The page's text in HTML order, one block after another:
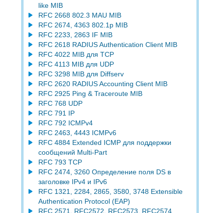
like MIB
RFC 2668 802.3 MAU MIB
RFC 2674, 4363 802.1p MIB
RFC 2233, 2863 IF MIB
RFC 2618 RADIUS Authentication Client MIB
RFC 4022 MIB для TCP
RFC 4113 MIB для UDP
RFC 3298 MIB для Diffserv
RFC 2620 RADIUS Accounting Client MIB
RFC 2925 Ping & Traceroute MIB
RFC 768 UDP
RFC 791 IP
RFC 792 ICMPv4
RFC 2463, 4443 ICMPv6
RFC 4884 Extended ICMP для поддержки
сообщений Multi-Part
RFC 793 TCP
RFC 2474, 3260 Определение поля DS в
заголовке IPv4 и IPv6
RFC 1321, 2284, 2865, 3580, 3748 Extensible
Authentication Protocol (EAP)
RFC 2571, RFC2572, RFC2573, RFC2574